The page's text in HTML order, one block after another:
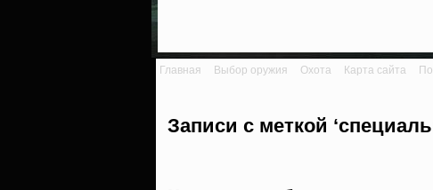
Главная Выбор оружия Охота Карта сайта
Записи с меткой